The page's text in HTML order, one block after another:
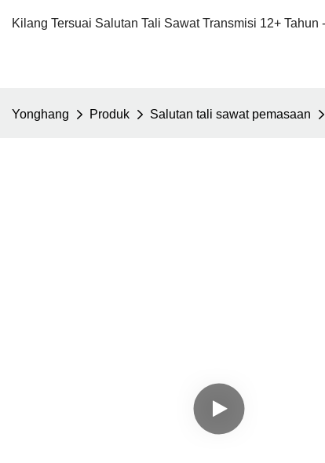
Kilang Tersuai Salutan Tali Sawat Transmisi 12+ Tahun
Yonghang Produk Salutan tali sawat pemasaan